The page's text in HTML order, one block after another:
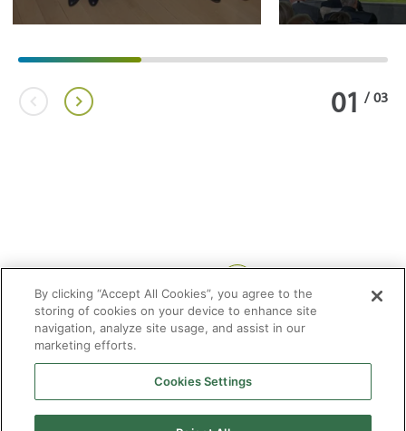
01 / 03
By clicking “Accept All Cookies”, you agree to the
storing of cookies on your device to enhance site
navigation, analyze site usage, and assist in our
marketing efforts.
Cookies Settings